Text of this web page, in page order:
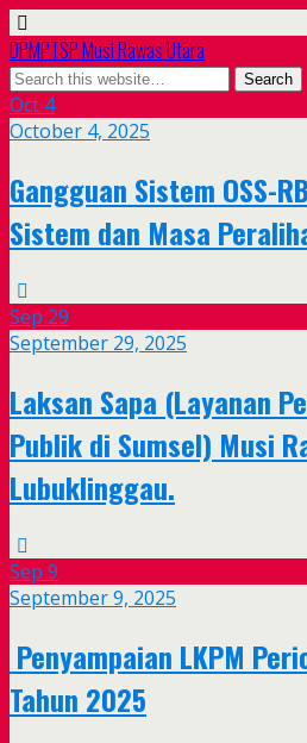
DPMPTSP Musi Rawas Utara
Oct 4
October 4, 2025
Gangguan Sistem OSS-
Sistem dan Masa
Sep 29
September 29, 2025
Laksan Sapa (Layanan
Publik di Sumsel) Musi
Lubuklinggau.
Sep 9
September 9, 2025
Penyampaian LKPM
Tahun 2025